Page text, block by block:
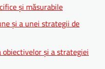
și măsurabile
și a unei strategii de
și a strategiei